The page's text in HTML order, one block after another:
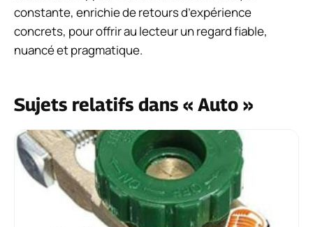
constante, enrichie de retours d’expérience
concrets, pour offrir au lecteur un regard fiable,
nuancé et pragmatique.
Sujets relatifs dans « Auto »